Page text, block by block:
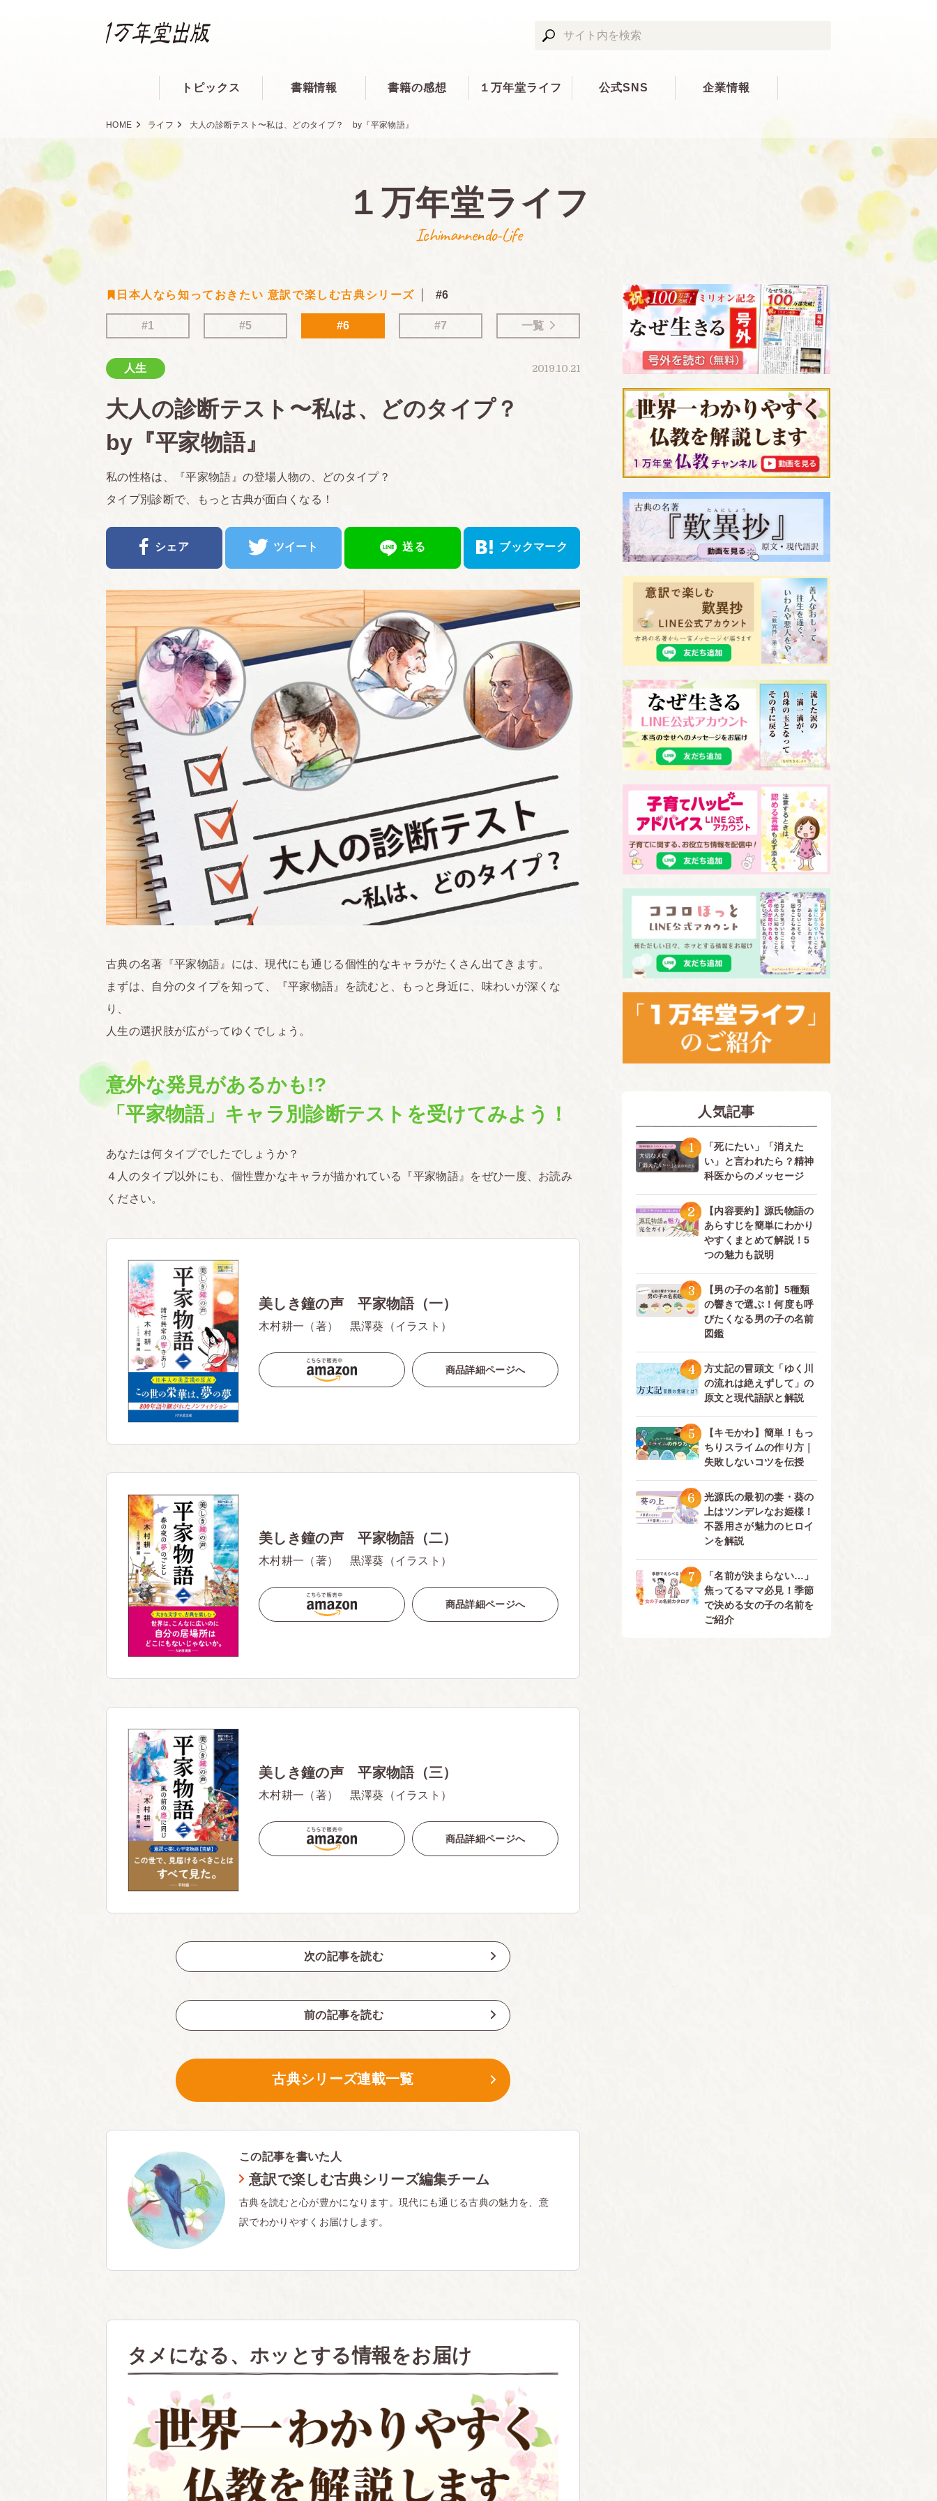
トピックス 書籍情報 書籍の感想 １万年堂ライフ 公式SNS 企業情報
HOME ライフ 大人の診断テスト〜私は、どのタイプ？ by『平家物語』
１万年堂ライフ
Ichimannendo-Life
日本人なら知っておきたい 意訳で楽しむ古典シリーズ #6
#1 #5 #6 #7 一覧
2019.10.21
人生
大人の診断テスト〜私は、どのタイプ？
by『平家物語』
私の性格は、『平家物語』の登場人物の、どのタイプ？
タイプ別診断で、もっと古典が面白くなる！
シェア ツイート 送る ブックマーク
古典の名著『平家物語』には、現代にも通じる個性的なキャラがたくさん出てきます。
まずは、自分のタイプを知って、『平家物語』を読むと、もっと身近に、味わいが深くな
り、
人生の選択肢が広がってゆくでしょう。
意外な発見があるかも!?
「平家物語」キャラ別診断テストを受けてみよう！
あなたは何タイプでしたでしょうか？
４人のタイプ以外にも、個性豊かなキャラが描かれている『平家物語』をぜひ一度、お読み
ください。
美しき鐘の声 平家物語（一）
木村耕一（著） 黒澤葵（イラスト）
商品詳細ページへ
美しき鐘の声 平家物語（二）
木村耕一（著） 黒澤葵（イラスト）
商品詳細ページへ
美しき鐘の声 平家物語（三）
木村耕一（著） 黒澤葵（イラスト）
商品詳細ページへ
次の記事を読む
前の記事を読む
古典シリーズ連載一覧
この記事を書いた人
意訳で楽しむ古典シリーズ編集チーム
古典を読むと心が豊かになります。現代にも通じる古典の魅力を、意
訳でわかりやすくお届けします。
タメになる、ホッとする情報をお届け
人気記事
1
「死にたい」「消えた
い」と言われたら？精神
科医からのメッセージ
2
【内容要約】源氏物語の
あらすじを簡単にわかり
やすくまとめて解説！5
つの魅力も説明
3
【男の子の名前】5種類
の響きで選ぶ！何度も呼
びたくなる男の子の名前
図鑑
4
方丈記の冒頭文「ゆく川
の流れは絶えずして」の
原文と現代語訳と解説
5
【キモかわ】簡単！もっ
ちりスライムの作り方｜
失敗しないコツを伝授
6
光源氏の最初の妻・葵の
上はツンデレなお姫様！
不器用さが魅力のヒロイ
ンを解説
7
「名前が決まらない…」
焦ってるママ必見！季節
で決める女の子の名前を
ご紹介